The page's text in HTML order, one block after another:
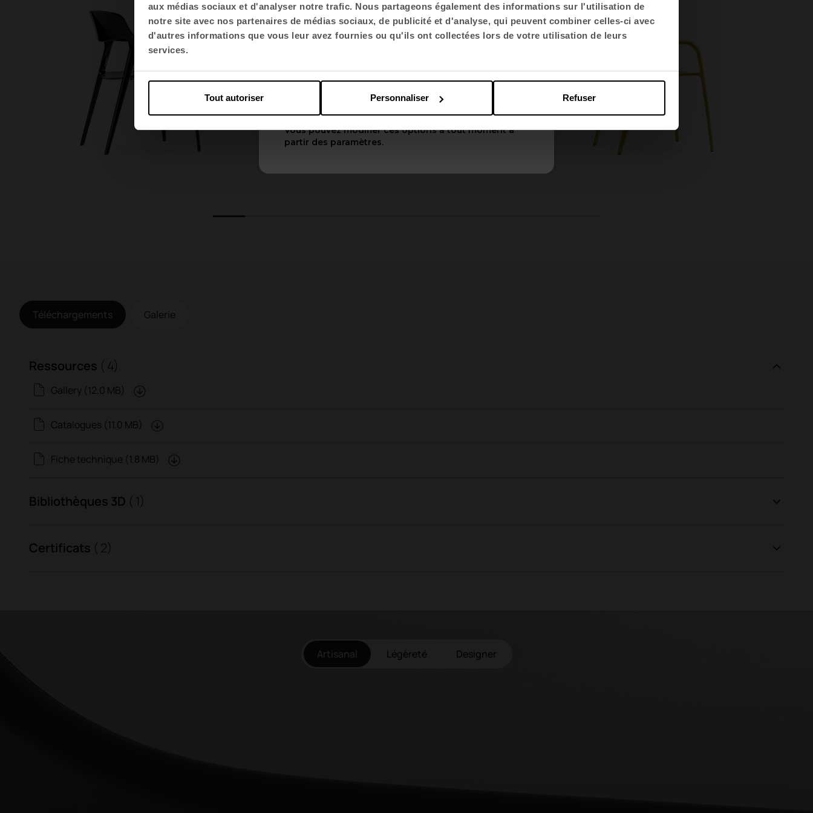
aux médias sociaux et d'analyser notre trafic. Nous partageons également des informations sur l'utilisation de
notre site avec nos partenaires de médias sociaux, de publicité et d'analyse, qui peuvent combiner celles-ci avec
d'autres informations que vous leur avez fournies ou qu'ils ont collectées lors de votre utilisation de leurs
services.
Refuser
Personnaliser
Tout autoriser
Téléchargements Galerie
Ressources ( 4)
Gallery (12.0 MB)
Catalogues (11.0 MB)
Fiche technique (1.8 MB)
Bibliothèques 3D ( 1)
Certificats ( 2)
Artisanal Légèreté Designer
Choisir la langue
Appliquer
Vous pouvez modifier ces options à tout moment à
partir des paramètres.